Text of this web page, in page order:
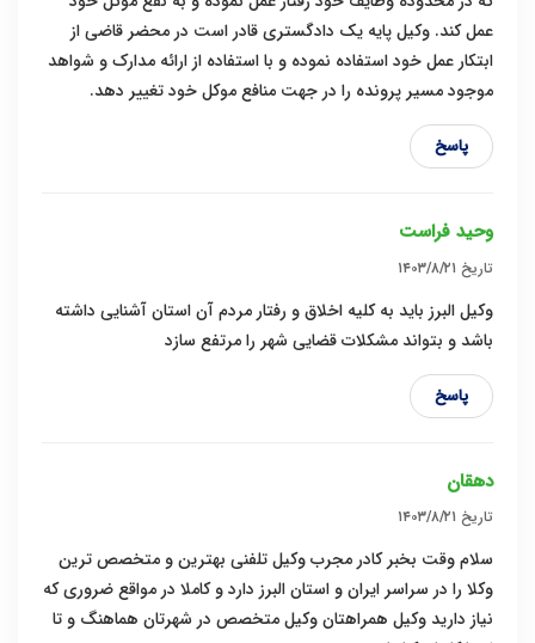
عمل کند. وکیل پایه یک دادگستری قادر است در محضر قاضی از
ابتکار عمل خود استفاده نموده و با استفاده از ارائه مدارک و شواهد
موجود مسیر پرونده را در جهت منافع موکل خود تغییر دهد.
پاسخ
وحید فراست
تاریخ ۱۴۰۳/۸/۲۱
وکیل البرز باید به کلیه اخلاق و رفتار مردم آن استان آشنایی داشته
باشد و بتواند مشکلات قضایی شهر را مرتفع سازد
پاسخ
دهقان
تاریخ ۱۴۰۳/۸/۲۱
سلام وقت بخبر کادر مجرب وکیل تلفنی بهترین و متخصص ترین
وکلا را در سراسر ایران و استان البرز دارد و کاملا در مواقع ضروری که
نیاز دارید وکیل همراهتان وکیل متخصص در شهرتان هماهنگ و تا